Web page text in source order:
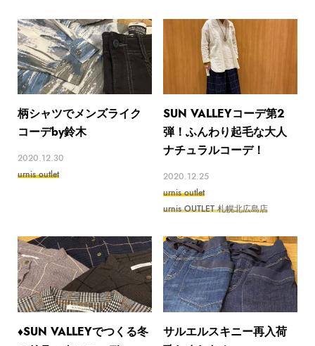
柄シャツでメンズライク
コーデby鈴木
2020.12.30
urnis outlet
SUN VALLEYコーデ第2
弾！ふんわり起毛な大人
ナチュラルコーデ！
2020.12.25
urnis outlet
urnis OUTLET 札幌北広島店
♦️SUN VALLEYでつくる冬
サルエルスキニー再入荷